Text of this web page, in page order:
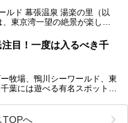
PRレポート記事です。
ルド 幕張温泉 湯楽の里（以
東京湾一望の絶景が楽しめ
ウナ、岩盤浴のほか、高濃度
食事処、展望抜群の屋上ま
めます。
、特におススメしたい3つの
けします。読めばきっと、行
注目！一度は入るべき千
牧場、鴨川シーワールド、東
葉には遊べる有名スポットが
い最近まで千葉在住だった私
千葉の温泉・スパ34選をま
TOPへ